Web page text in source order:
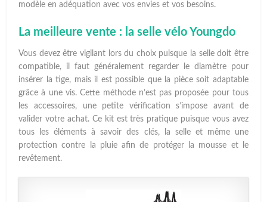
modèle en adéquation avec vos envies et vos besoins.
La meilleure vente : la selle vélo Youngdo
Vous devez être vigilant lors du choix puisque la selle doit être
compatible, il faut généralement regarder le diamètre pour
insérer la tige, mais il est possible que la pièce soit adaptable
grâce à une vis. Cette méthode n’est pas proposée pour tous
les accessoires, une petite vérification s’impose avant de
valider votre achat. Ce kit est très pratique puisque vous avez
tous les éléments à savoir des clés, la selle et même une
protection contre la pluie afin de protéger la mousse et le
revêtement.